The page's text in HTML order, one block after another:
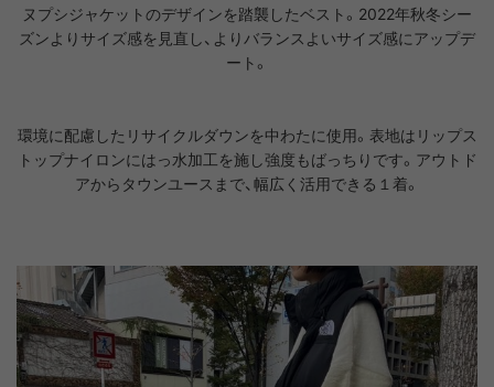
ヌプシジャケットのデザインを踏襲したベスト。2022年秋冬シー
ズンよりサイズ感を見直し、よりバランスよいサイズ感にアップデ
ート。
環境に配慮したリサイクルダウンを中わたに使用。表地はリップス
トップナイロンにはっ水加工を施し強度もばっちりです。アウトド
アからタウンユースまで、幅広く活用できる１着。